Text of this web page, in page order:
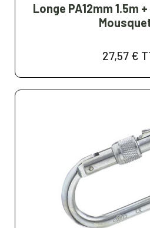
Longe PA12mm 1.5m
27,57 €